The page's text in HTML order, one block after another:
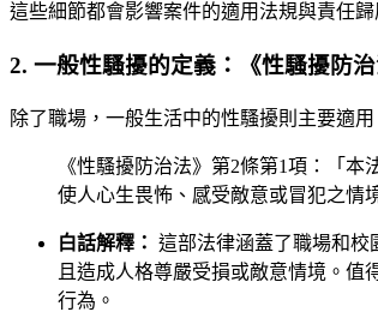
這些細節都會影響案件的適用法規與責任歸
2. 一般性騷擾的定義：《性騷擾防治
除了職場，一般生活中的性騷擾則主要適
《性騷擾防治法》第2條第1項：「
使人心生畏怖、感受敵意或冒犯之情
白話解釋： 這部法律涵蓋了職場和校
且造成人格尊嚴受損或敵意情境。
行為。